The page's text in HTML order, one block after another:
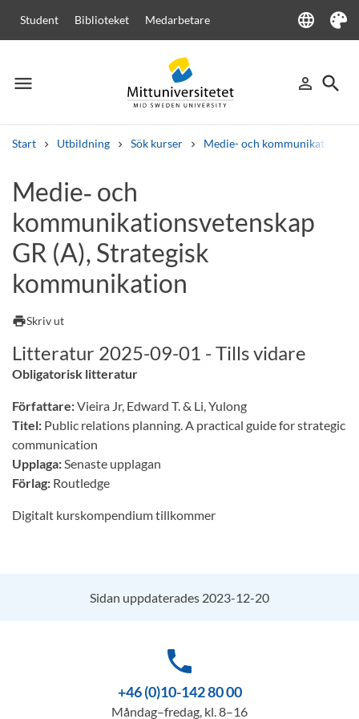
Student Biblioteket Medarbetare language
Language
Tema
menu
Meny person_outline
Logga in
search
Sök
Start Utbildning Sök kurser Medie- och
Andra söktjänster
Kurser och programKursplanerVälkomstbrev Personal
Lediga jobb
Medie‑ och
kommunikationsvetenskap
GR (A), Strategisk
kommunikation
printSkriv ut
Litteratur 2025-09-01 - Tills vidare
Obligatorisk litteratur
Författare:Vieira Jr, Edward T. & Li, Yulong
Titel: Public relations planning. A practical guide for strategic
communication
Upplaga:Senaste upplagan
Förlag: Routledge
Digitalt kurskompendium tillkommer
Sidan uppdaterades 2023-12-20
phone
+46 (0)10-142 80 00
Måndag–fredag, kl. 8–16